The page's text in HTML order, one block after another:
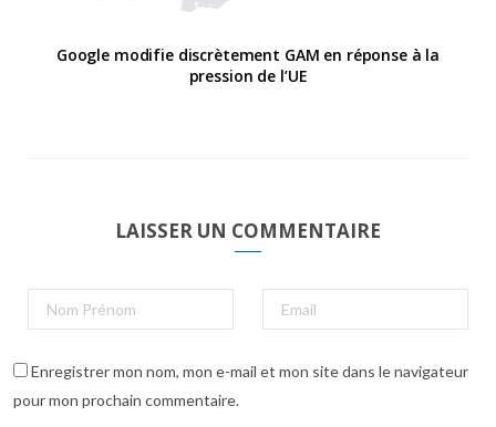
Google modifie discrètement GAM en réponse à la
pression de l’UE
LAISSER UN COMMENTAIRE
Enregistrer mon nom, mon e-mail et mon site dans le navigateur
pour mon prochain commentaire.